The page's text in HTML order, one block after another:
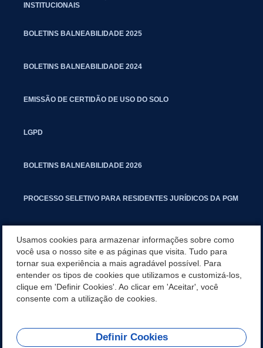
INSTITUCIONAIS
BOLETINS BALNEABILIDADE 2025
BOLETINS BALNEABILIDADE 2024
EMISSÃO DE CERTIDÃO DE USO DO SOLO
LGPD
BOLETINS BALNEABILIDADE 2026
PROCESSO SELETIVO PARA RESIDENTES JURÍDICOS DA PGM
MANUAL DE PROCEDIMENTOS IMOBILIÁRIOS SEINFRA
TURMINHA DO LAGO
Usamos cookies para armazenar informações sobre como
você usa o nosso site e as páginas que visita. Tudo para
tornar sua experiência a mais agradável possível. Para
entender os tipos de cookies que utilizamos e customizá-los,
clique em 'Definir Cookies'. Ao clicar em 'Aceitar', você
consente com a utilização de cookies.
Definir Cookies